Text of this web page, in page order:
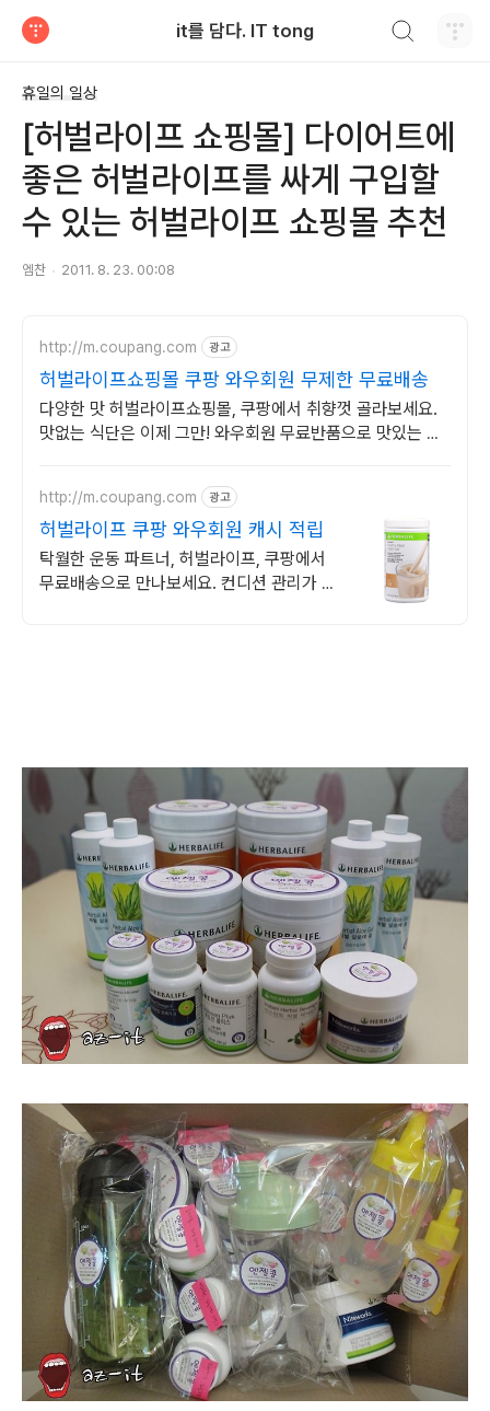
it를 담다. IT tong
휴일의 일상
[허벌라이프 쇼핑몰] 다이어트에
좋은 허벌라이프를 싸게 구입할
수 있는 허벌라이프 쇼핑몰 추천
엠찬 2011. 8. 23. 00:08
http://m.coupang.com 광고
허벌라이프쇼핑몰 쿠팡 와우회원 무제한 무료배송
다양한 맛 허벌라이프쇼핑몰, 쿠팡에서 취향껏 골라보세요.
맛없는 식단은 이제 그만! 와우회원 무료반품으로 맛있는 선
http://m.coupang.com 광고
허벌라이프 쿠팡 와우회원 캐시 적립
탁월한 운동 파트너, 허벌라이프, 쿠팡에서
무료배송으로 만나보세요. 컨디션 관리가 필